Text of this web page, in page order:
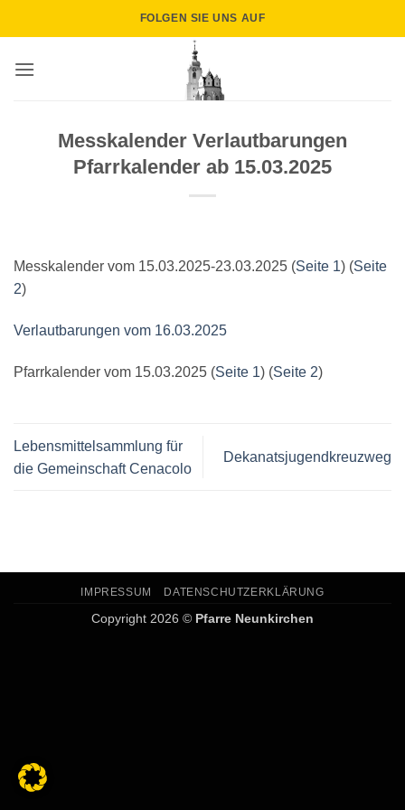
FOLGEN SIE UNS AUF
Messkalender Verlautbarungen
Pfarrkalender ab 15.03.2025
Messkalender vom 15.03.2025-23.03.2025 (Seite 1) (Seite
2)
Verlautbarungen vom 16.03.2025
Pfarrkalender vom 15.03.2025 (Seite 1) (Seite 2)
Lebensmittelsammlung für
die Gemeinschaft Cenacolo
Dekanatsjugendkreuzweg
IMPRESSUM DATENSCHUTZERKLÄRUNG
Copyright 2026 © Pfarre Neunkirchen